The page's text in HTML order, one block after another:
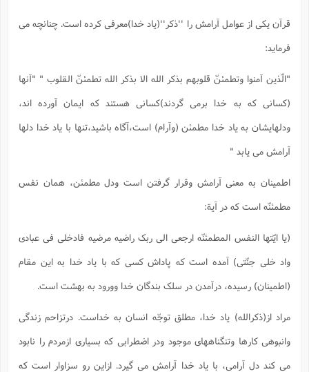
قرآن یکی از عوامل آرامش را ''ذکر''(یاد خدا)معرفی کرده است. چنانچه می
فرماید:
"الّذین آمنوا وتطمئنّ قلوبهم بذکر الله الا بذکر الله تطمئنّ القلوب " "آنها
(کسانی که به خدا برمی گردند)کسانی هستند که ایمان آورده اند،
ودلهایشان به یاد خدا مطمئن (وآرام) است،آگاه باشید،تنها با یاد خدا دلها
آرامش می یابد "
اطمینان به معنی آرامش وقرار گرفتن است ودل مطمئن، همان نفس
مطمئنّه است که در آیة:
(یا ایّتها النفس المطمئنّه ارجعی الی ربک راضیه مرضیه فادخلی فی عبادی
واد خلی جنّتی) آمده است که پاداش کسی که با یاد خدا به این مقام
(اطمینان) رسیده، درآمدن در سلک بندگان خدا وورود به بهشت است.
مراد از(ذکرالله) یاد خدا، مطلق توجّه انسان به خداست. درتزاحم زندگی
وانبوهی کارها وتنگناههای موجود ودر اضطرابی که بسیاری ازمردم را نابود
می کند دل آرامی، با یاد خدا آرامش می گیرد. ازاین رو سزاوار است که